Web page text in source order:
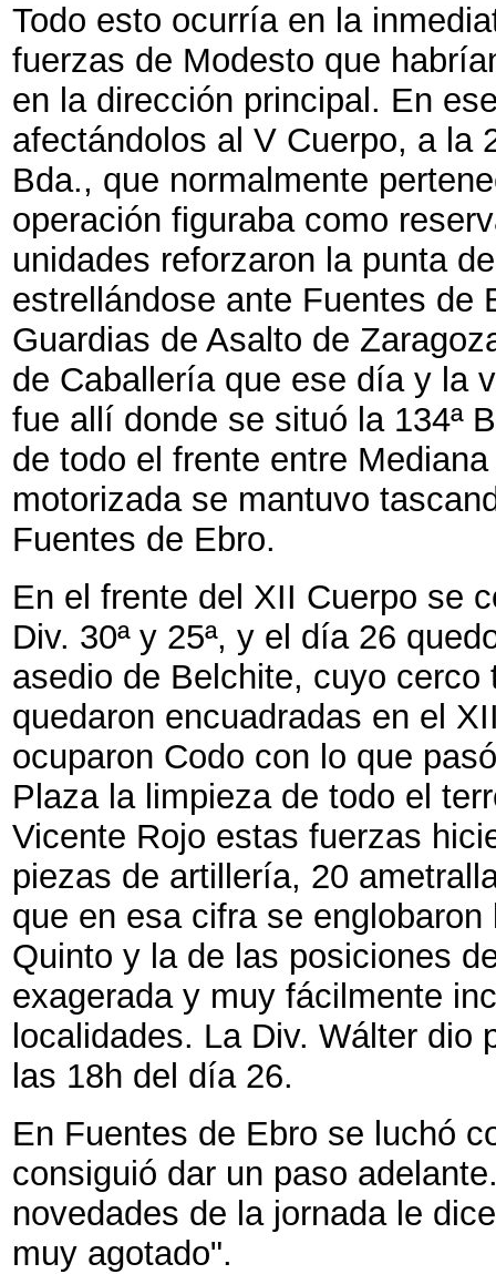
Todo esto ocurría en la
fuerzas de Modesto que
en la dirección principal. En
afectándolos al V Cuerpo, a la
Bda., que normalmente
operación figuraba como
unidades reforzaron la punta
estrellándose ante Fuentes de
Guardias de Asalto de
de Caballería que ese día y la
fue allí donde se situó la 134ª
de todo el frente entre
motorizada se mantuvo
Fuentes de Ebro.
En el frente del XII Cuerpo se
Div. 30ª y 25ª, y el día 26
asedio de Belchite, cuyo
quedaron encuadradas en el
ocuparon Codo con lo que
Plaza la limpieza de todo el
Vicente Rojo estas fuerzas
piezas de artillería, 20
que en esa cifra se
Quinto y la de las posiciones
exagerada y muy fácilmente
localidades. La Div. Wálter
las 18h del día 26.
En Fuentes de Ebro se luchó
consiguió dar un paso
novedades de la jornada le
muy agotado".